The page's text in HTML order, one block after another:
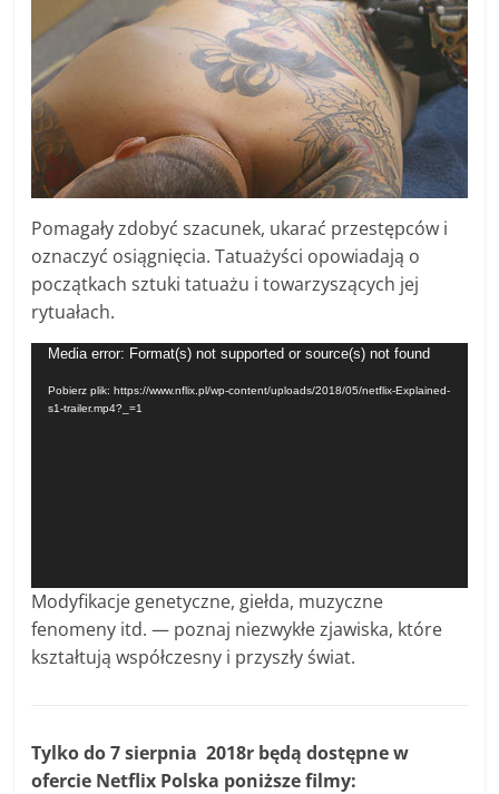
Pomagały zdobyć szacunek, ukarać przestępców i
oznaczyć osiągnięcia. Tatuażyści opowiadają o
początkach sztuki tatuażu i towarzyszących jej
rytuałach.
Odtwarzacz
video
Media error: Format(s) not supported or source(s) not found
Pobierz plik: https://www.nflix.pl/wp-content/uploads/2018/05/netflix-Explained-
s1-trailer.mp4?_=1
Modyfikacje genetyczne, giełda, muzyczne
fenomeny itd. — poznaj niezwykłe zjawiska, które
kształtują współczesny i przyszły świat.
Tylko do 7 sierpnia 2018r będą dostępne w
ofercie Netflix Polska poniższe filmy: